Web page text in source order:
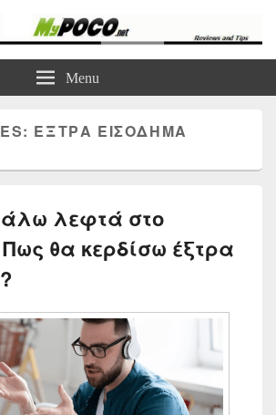
, VPN , Webhosting
Menu
ΕΞΤΡΑ ΕΙΣΌΔΗΜΑ
λεφτά στο
Πως θα κερδίσω έξτρα